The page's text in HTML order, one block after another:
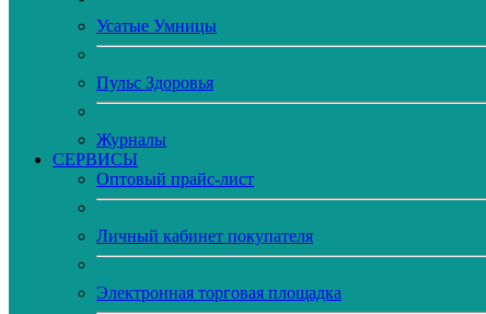
Усатые Умницы
Пульс Здоровья
Журналы
CЕРВИСЫ
Оптовый прайс-лист
Личный кабинет покупателя
Электронная торговая площадка